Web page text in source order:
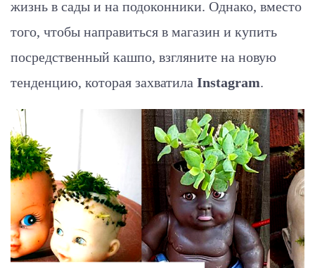
жизнь в сады и на подоконники. Однако, вместо
того, чтобы направиться в магазин и купить
посредственный кашпо, взгляните на новую
тенденцию, которая захватила Instagram.